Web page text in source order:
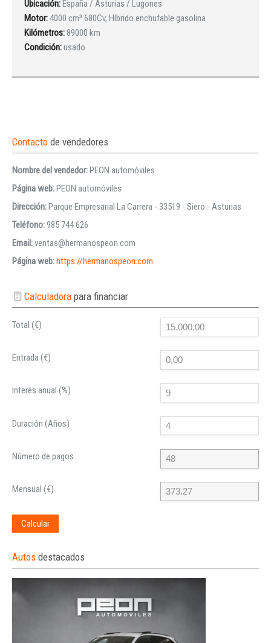
Ubicación: España / Asturias / Lugones
Motor:4000 cm³ 680Cv, Híbrido enchufable gasolina
Kilómetros: 89000 km
Condición:usado
Contacto de vendedores
Nombre del vendedor:PEON automóviles
Página web:PEON automóviles
Dirección:Parque Empresarial La Carrera - 33519 - Siero - Asturias
Teléfono:985 744 626
Email:ventas@hermanospeon.com
Página web:https://hermanospeon.com
Calculadorapara financiar
Total (€)
Entrada (€)
Interés anual (%)
Duración (Años)
Número de pagos
Mensual (€)
Calcular
Autos destacados